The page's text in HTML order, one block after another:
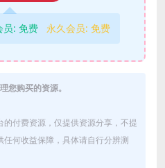
员: 免费 永久会员: 免费
您购买的资源。
付费资源，仅提供资源分享，不提
何收益保障，具体请自行分辨测